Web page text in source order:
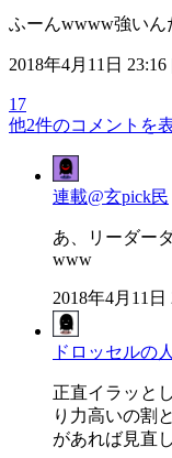
ふーんwwww強いん
2018年4月11日 23:16 |
17
他2件のコメントを
連載@玄pick民
あ、リーダー
www
2018年4月11日
ドロッセルの人
正直イラッと
り力高いの割
があれば見直